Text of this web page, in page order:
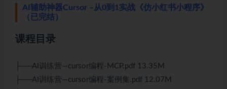
AI辅助神器Cursor –从0到1实战《仿小红书小程序》
（已完结）
课程目录
├──AI训练营—cursor编程-MCP.pdf 13.35M
├──AI训练营—cursor编程-案例集.pdf 12.07M